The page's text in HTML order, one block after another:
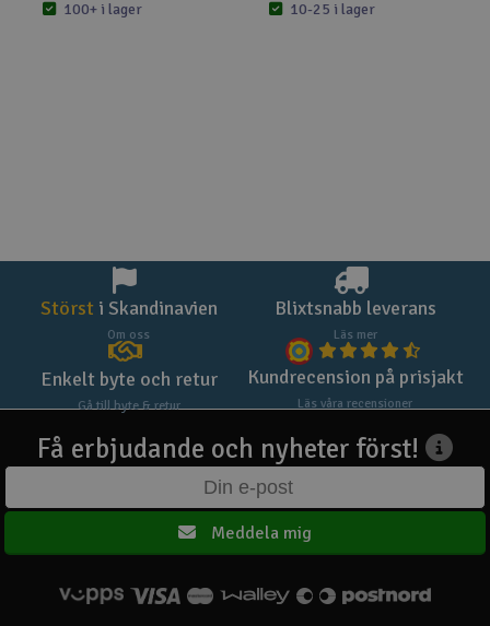
100+ i lager 10-25 i lager
Störst i Skandinavien
Om oss
Blixtsnabb leverans
Läs mer
Enkelt byte och retur
Gå till byte & retur
Kundrecension på prisjakt
Läs våra recensioner
Få erbjudande och nyheter först!
Meddela mig